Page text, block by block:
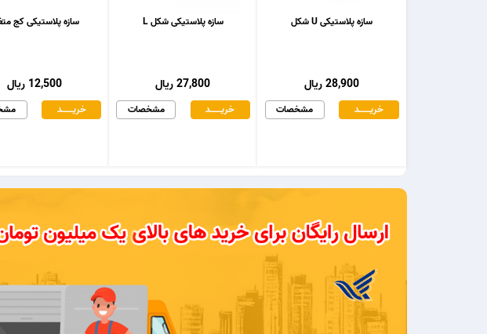
سازه پلاستیکی کج
12,500 ریال
خریـــــــد
سازه پلاستیکی شکل L
27,800 ریال
مشخصات خریـــــــد
سازه پلاستیکی U شکل
28,900 ریال
مشخصات خریـــــــد